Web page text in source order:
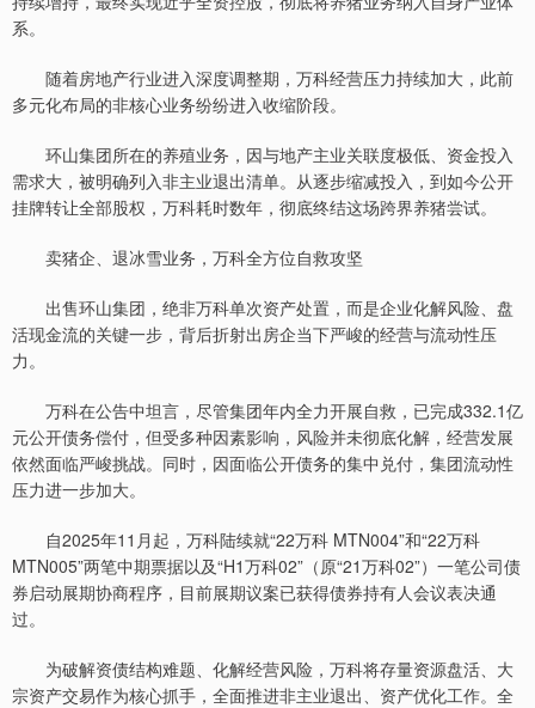
系。
随着房地产行业进入深度调整期，万科经营压力持续加大，此前
多元化布局的非核心业务纷纷进入收缩阶段。
环山集团所在的养殖业务，因与地产主业关联度极低、资金投入
需求大，被明确列入非主业退出清单。从逐步缩减投入，到如今公开
挂牌转让全部股权，万科耗时数年，彻底终结这场跨界养猪尝试。
卖猪企、退冰雪业务，万科全方位自救攻坚
出售环山集团，绝非万科单次资产处置，而是企业化解风险、盘
活现金流的关键一步，背后折射出房企当下严峻的经营与流动性压
力。
万科在公告中坦言，尽管集团年内全力开展自救，已完成332.1亿
元公开债务偿付，但受多种因素影响，风险并未彻底化解，经营发展
依然面临严峻挑战。同时，因面临公开债务的集中兑付，集团流动性
压力进一步加大。
自2025年11月起，万科陆续就“22万科 MTN004”和“22万科
MTN005”两笔中期票据以及“H1万科02”（原“21万科02”）一笔公司债
券启动展期协商程序，目前展期议案已获得债券持有人会议表决通
过。
为破解资债结构难题、化解经营风险，万科将存量资源盘活、大
宗资产交易作为核心抓手，全面推进非主业退出、资产优化工作。全